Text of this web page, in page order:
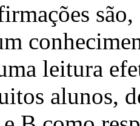
leitura
alunos,